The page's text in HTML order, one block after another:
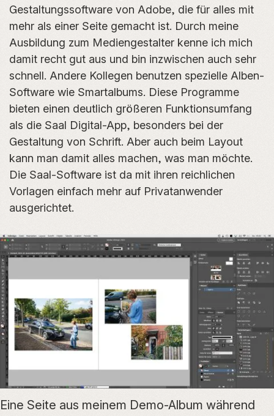
Gestaltungssoftware von Adobe, die für alles mit
mehr als einer Seite gemacht ist. Durch meine
Ausbildung zum Mediengestalter kenne ich mich
damit recht gut aus und bin inzwischen auch sehr
schnell. Andere Kollegen benutzen spezielle Alben-
Software wie Smartalbums. Diese Programme
bieten einen deutlich größeren Funktionsumfang
als die Saal Digital-App, besonders bei der
Gestaltung von Schrift. Aber auch beim Layout
kann man damit alles machen, was man möchte.
Die Saal-Software ist da mit ihren reichlichen
Vorlagen einfach mehr auf Privatanwender
ausgerichtet.
Eine Seite aus meinem Demo-Album während